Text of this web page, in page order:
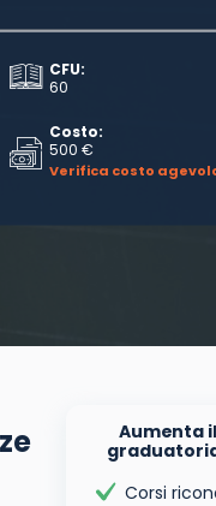
CFU:
60
Costo:
500 €
Verifica costo
Aumenta
Corsi